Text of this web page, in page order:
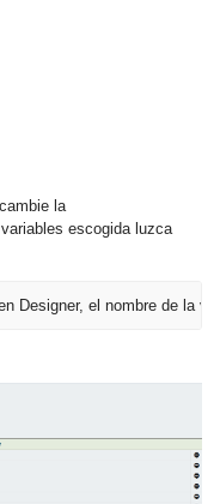
cambie la
escogida luzca
Designer, el nombre de la